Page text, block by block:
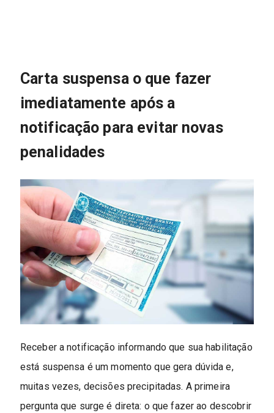
Carta suspensa o que fazer
imediatamente após a
notificação para evitar novas
penalidades
Receber a notificação informando que sua habilitação
está suspensa é um momento que gera dúvida e,
muitas vezes, decisões precipitadas. A primeira
pergunta que surge é direta: o que fazer ao descobrir